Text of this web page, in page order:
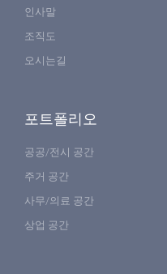
인사말
조직도
오시는길
포트폴리오
공공/전시 공간
주거 공간
사무/의료 공간
상업 공간